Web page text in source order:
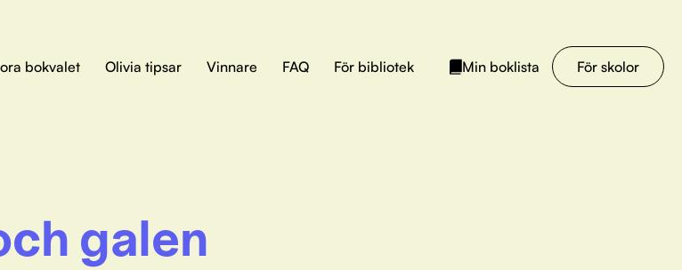
bokvalet Olivia tipsar Vinnare FAQ För bibliotek Min boklista För skolor
galen